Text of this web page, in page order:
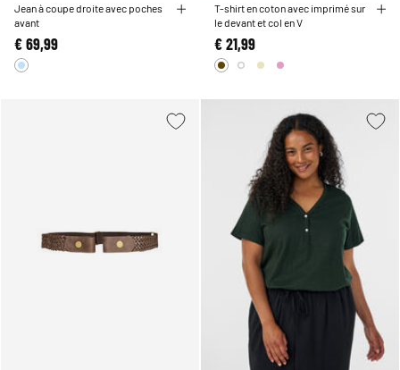
Jean à coupe droite avec poches
avant
€ 69,99
T-shirt en coton avec imprimé sur
le devant et col en V
€ 21,99